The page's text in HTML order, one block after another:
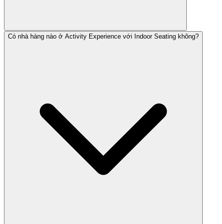
Có nhà hàng nào ở Activity Experience với Indoor Seating không?